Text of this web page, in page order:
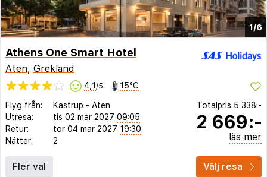
1/6
Athens One Smart Hotel
Aten, Grekland
4,1 /5 15°C
Flyg från: Kastrup - Aten
Utresa:
tis 02 mar 2027 09:05
Retur:
tor 04 mar 2027 19:30
Nätter:
2
Totalpris 5 338:-
2 669:-
läs mer
Fler val Välj resa